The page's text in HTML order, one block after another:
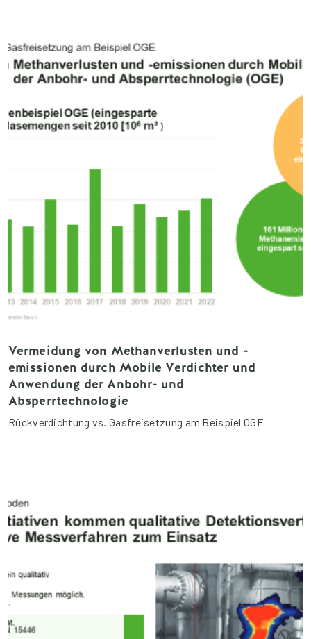
Vermeidung von Methanverlusten und -
emissionen durch Mobile Verdichter und
Anwendung der Anbohr- und
Absperrtechnologie
Rückverdichtung vs. Gasfreisetzung am Beispiel OGE